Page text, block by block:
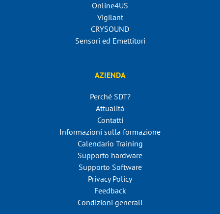
Online4US
Vigilant
CRYSOUND
Sensori ed Emettitori
AZIENDA
Perché SDT?
Attualità
Contatti
Informazioni sulla formazione
Calendario Training
Supporto hardware
Supporto Software
Privacy Policy
Feedback
Condizioni generali